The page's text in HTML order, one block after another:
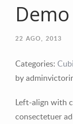
22 AGO, 2013
Categories:
by
Left-align with
consectetuer